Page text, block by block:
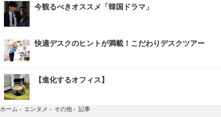
今観るべきオススメ「韓国ドラマ」
快適デスクのヒントが満載！こだわりデスクツアー
【進化するオフィス】
ホーム › エンタメ › その他 › 記事